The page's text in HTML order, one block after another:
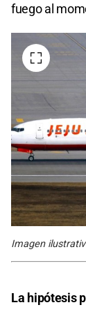
fuego al
Imagen
La hipótesis